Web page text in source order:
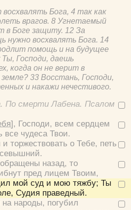
Бога, 4 так как
врагов. 8 Угнетаемый
в Боге защиту. 12 За
нужно восхвалять Бога. 14
помощь и на будущее
Господи, даешь
когда он не верит в
33 Восстань, Господи,
и накажи нечестивого.
По смерти Лабена. Псалом
, Господи, всем сердцем
чудеса Твои.
и торжествовать о Тебе, петь
назад, то
пред лицем Твоим,
мой суд и мою тяжбу; Ты
Судия праведный.
народы, погубил